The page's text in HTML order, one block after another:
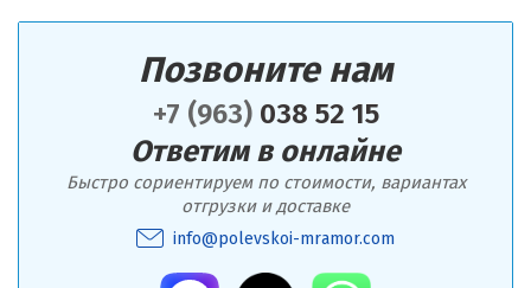
Позвоните нам
+7 (963)038 52 15
Ответим в онлайне
Быстро сориентируем по стоимости, вариантах
отгрузки и доставке
info@polevskoi-mramor.com